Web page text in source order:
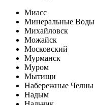
Миасс
Минеральные Воды
Михайловск
Можайск
Московский
Мурманск
Муром
Мытищи
Набережные Челны
Надым